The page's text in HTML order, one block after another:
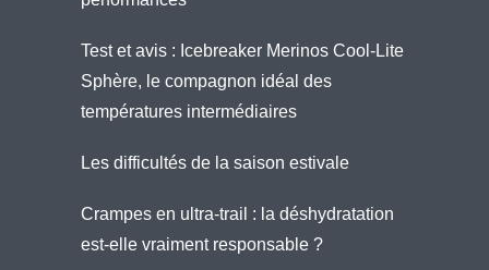
Test et avis : Icebreaker Merinos Cool-Lite
Sphère, le compagnon idéal des
températures intermédiaires
Les difficultés de la saison estivale
Crampes en ultra-trail : la déshydratation
est-elle vraiment responsable ?